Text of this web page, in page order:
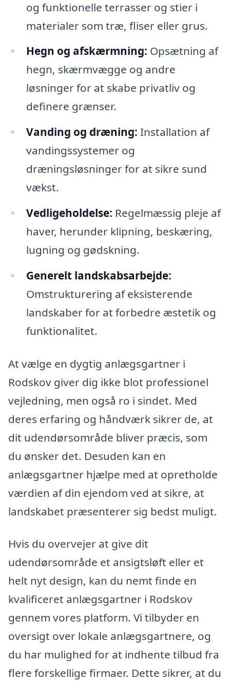
og funktionelle terrasser og stier i
materialer som træ, fliser eller grus.
Hegn og afskærmning: Opsætning af
hegn, skærmvægge og andre
løsninger for at skabe privatliv og
definere grænser.
Vanding og dræning: Installation af
vandingssystemer og
dræningsløsninger for at sikre sund
vækst.
Vedligeholdelse: Regelmæssig pleje af
haver, herunder klipning, beskæring,
lugning og gødskning.
Generelt landskabsarbejde:
Omstrukturering af eksisterende
landskaber for at forbedre æstetik og
funktionalitet.
At vælge en dygtig anlægsgartner i
Rodskov giver dig ikke blot professionel
vejledning, men også ro i sindet. Med
deres erfaring og håndværk sikrer de, at
dit udendørsområde bliver præcis, som
du ønsker det. Desuden kan en
anlægsgartner hjælpe med at opretholde
værdien af din ejendom ved at sikre, at
landskabet præsenterer sig bedst muligt.
Hvis du overvejer at give dit
udendørsområde et ansigtsløft eller et
helt nyt design, kan du nemt finde en
kvalificeret anlægsgartner i Rodskov
gennem vores platform. Vi tilbyder en
oversigt over lokale anlægsgartnere, og
du har mulighed for at indhente tilbud fra
flere forskellige firmaer. Dette sikrer, at du